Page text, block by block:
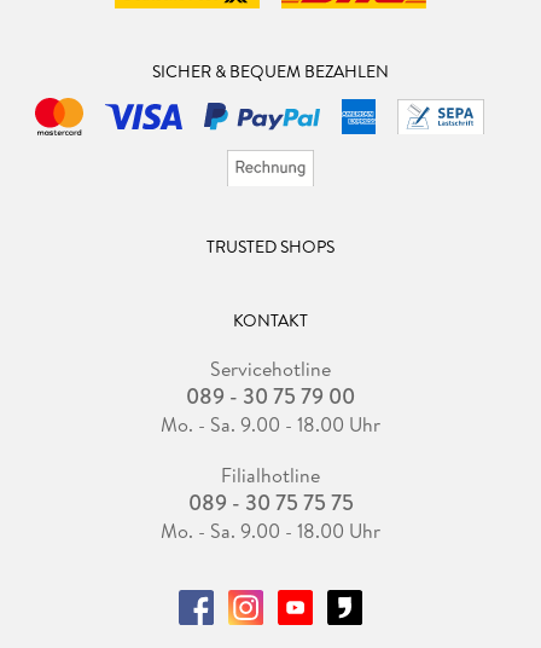
SICHER & BEQUEM BEZAHLEN
TRUSTED SHOPS
KONTAKT
Servicehotline
089 - 30 75 79 00
Mo. - Sa. 9.00 - 18.00 Uhr
Filialhotline
089 - 30 75 75 75
Mo. - Sa. 9.00 - 18.00 Uhr